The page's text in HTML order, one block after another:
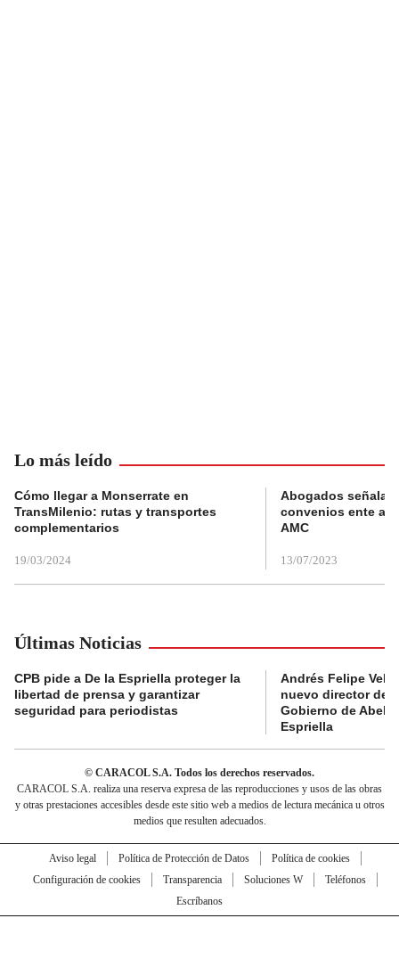
Lo más leído
Cómo llegar a Monserrate en
TransMilenio: rutas y transportes
complementarios
19/03/2024
Abogados
convenios ente
AMC
13/07/2023
Últimas Noticias
CPB pide a De la Espriella proteger la
libertad de prensa y garantizar
seguridad para periodistas
Andrés Felipe
nuevo director de
Gobierno de
Espriella
© CARACOL S.A. Todos los derechos reservados.
CARACOL S.A. realiza una reserva expresa de las reproducciones y usos de las obras
y otras prestaciones accesibles desde este sitio web a medios de lectura mecánica u otros
medios que resulten adecuados.
Aviso legal Política de Protección de Datos
Política de cookies
Configuración de cookies
Transparencia Soluciones W
Teléfonos
Escríbanos